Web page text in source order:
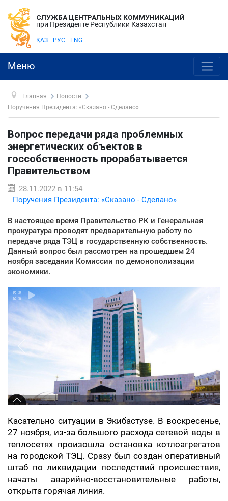
СЛУЖБА ЦЕНТРАЛЬНЫХ КОММУНИКАЦИЙ
при Президенте Республики Казахстан
ҚАЗ РУС ENG
Меню
Главная
Новости
Поручения Президента: «Сказано - Сделано»
Вопрос передачи ряда проблемных
энергетических объектов в
госсобственность прорабатывается
Правительством
28.11.2022 в 11:54
Поручения Президента: «Сказано - Сделано»
В настоящее время Правительство РК и Генеральная
прокуратура проводят предварительную работу по
передаче ряда ТЭЦ в государственную собственность.
Данный вопрос был рассмотрен на прошедшем 24
ноября заседании Комиссии по демонополизации
экономики.
Касательно ситуации в Экибастузе. В воскресенье,
27 ноября, из-за большого расхода сетевой воды в
теплосетях произошла остановка котлоагрегатов
на городской ТЭЦ. Сразу был создан оперативный
штаб по ликвидации последствий происшествия,
начаты аварийно-восстановительные работы,
открыта горячая линия.